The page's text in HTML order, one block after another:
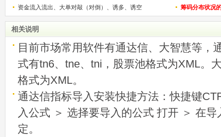
称选股法宝！
资金流入流出、大单对敲（对倒）、诱多、诱空 筹码分布状况
相关说明
目前市场常用软件有通达信、大智慧等，
式有tn6、tne、tni，股票池格式为XML。
格式为XML。
通达信指标导入安装快捷方法：快捷键
入公式 ＞ 选择要导入的公式 打开 ＞ 在
定。